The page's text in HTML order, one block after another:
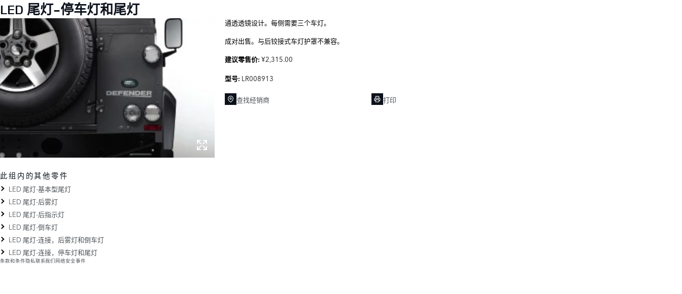
LED 尾灯-停车灯和尾灯
通透透镜设计。每侧需要三个车灯。
成对出售。与后铰接式车灯护罩不兼容。
建议零售价:¥2,315.00
型号: LR008913
查找经销商 打印
此组内的其他零件
LED 尾灯-基本型尾灯
LED 尾灯-后雾灯
LED 尾灯-后指示灯
LED 尾灯-倒车灯
LED 尾灯-连接，后雾灯和倒车灯
LED 尾灯-连接，停车灯和尾灯
条款和条件隐私联系我们网络安全事件